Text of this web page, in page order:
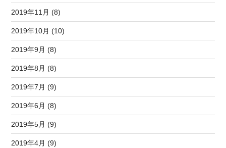
2019年11月 (8)
2019年10月 (10)
2019年9月 (8)
2019年8月 (8)
2019年7月 (9)
2019年6月 (8)
2019年5月 (9)
2019年4月 (9)